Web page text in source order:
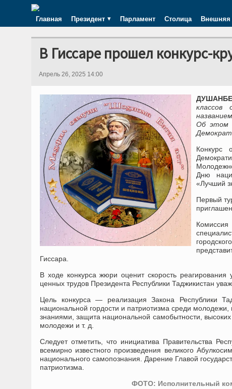
Главная Президент Парламент Столица Внешняя
В Гиссаре прошел конкурс-
Апрель 26, 2025 14:00
классов
Об этом
Конкурс
Дню
«Лучший
Первый
Гиссара.
В ходе конкурса жюри оценит скорость
ценных трудов Президента Республики Таджикистан
Цель конкурса — реализация Закона Республики
национальной гордости и патриотизма среди
знаниями, защита национальной самобытности,
молодежи и т. д.
Следует отметить, что инициатива Правительства
всемирно известного произведения великого
национального самопознания. Дарение Главой
патриотизма.
ФОТО: Исполнительный